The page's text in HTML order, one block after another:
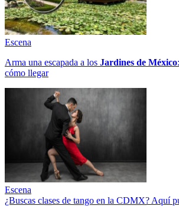
Escena
Arma una escapada a los Jardines de México
cómo llegar
Escena
¿Buscas clases de tango en la CDMX? Aquí